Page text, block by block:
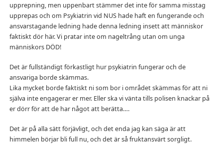
upprepning, men uppenbart stämmer det inte för samma misstag
upprepas och om Psykiatrin vid NUS hade haft en fungerande och
ansvarstagande ledning hade denna ledning insett att människor
faktiskt dör här. Vi pratar inte om nageltrång utan om unga
människors DÖD!
Det är fullständigt förkastligt hur psykiatrin fungerar och de
ansvariga borde skämmas.
Lika mycket borde faktiskt ni som bor i området skämmas för att ni
själva inte engagerar er mer. Eller ska vi vänta tills polisen knackar på
er dörr för att de har något att berätta….
Det är på alla sätt förjävligt, och det enda jag kan säga är att
himmelen börjar bli full nu, och det är så fruktansvärt sorgligt.